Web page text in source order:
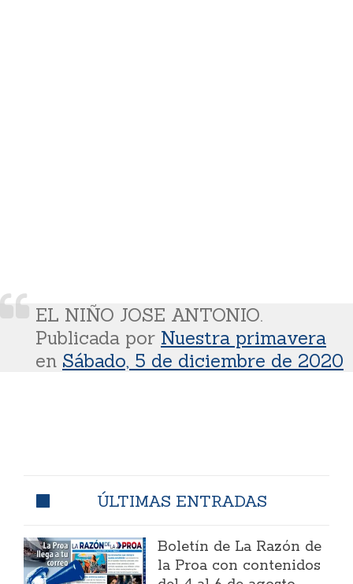
EL NIÑO JOSE ANTONIO.
Publicada por Nuestra primavera
en Sábado, 5 de diciembre de 2020
ÚLTIMAS ENTRADAS
Boletín de La Razón de
la Proa con contenidos